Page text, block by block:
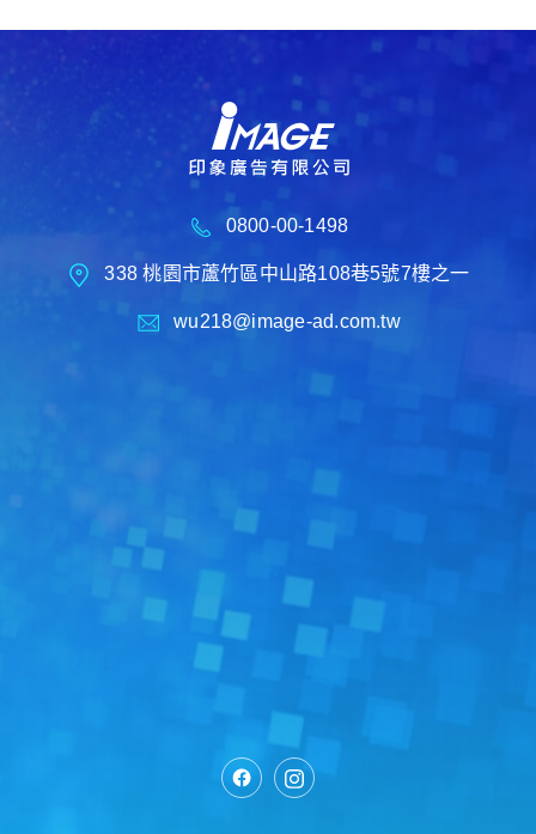
0800-00-1498
338 桃園市蘆竹區中山路108巷5號7樓之一
wu218@image-ad.com.tw